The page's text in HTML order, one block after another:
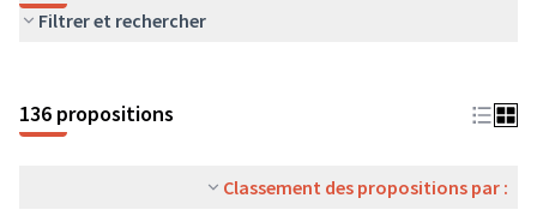
Filtrer et rechercher
136 propositions
Classement des propositions par :